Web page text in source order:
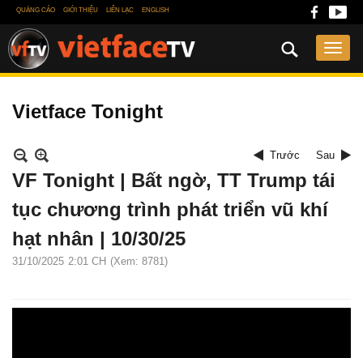
QUẢNG CÁO GIỚI THIỆU LIÊN LẠC ENGLISH
Vietface Tonight
Trước Sau
VF Tonight | Bất ngờ, TT Trump tái
tục chương trình phát triển vũ khí
hạt nhân | 10/30/25
31/10/2025 2:01 CH (Xem: 8781)